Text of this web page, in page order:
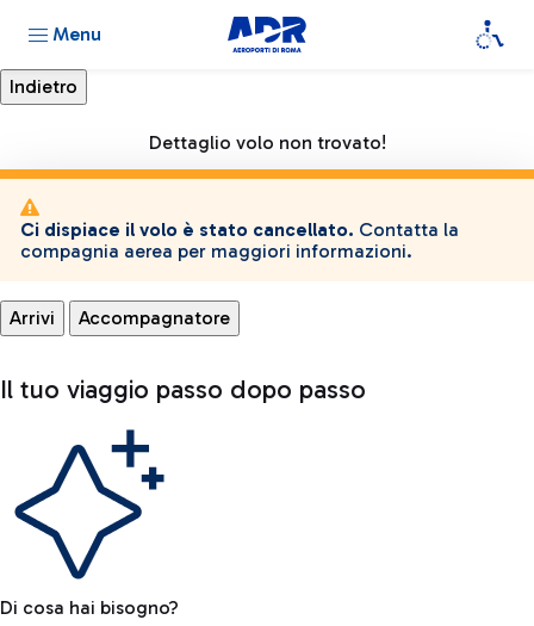
Menu
Dettaglio volo non trovato!
Ci dispiace il volo è stato cancellato. Contatta la
compagnia aerea per maggiori informazioni.
Arrivi Accompagnatore
Il tuo viaggio passo dopo passo
Di cosa hai bisogno?